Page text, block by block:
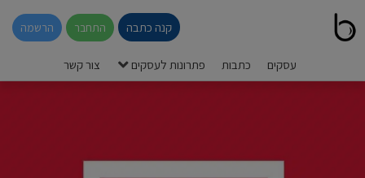
קנה כתבה התחבר הרשמה
עסקים כתבות פתרונות לעסקים צור קשר